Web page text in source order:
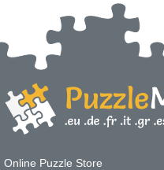
Online Puzzle Store